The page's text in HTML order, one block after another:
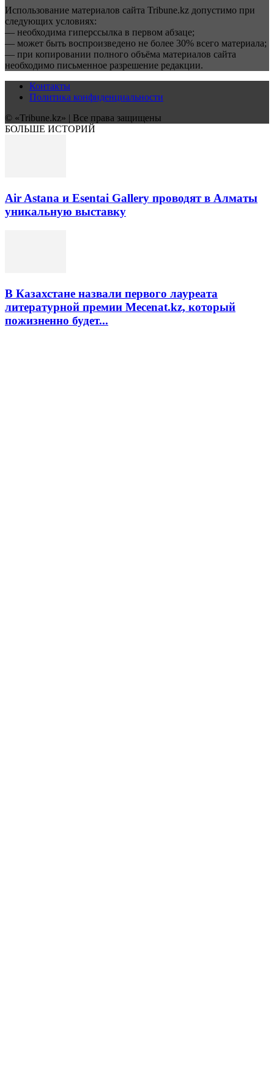
Использование материалов сайта Tribune.kz допустимо при
следующих условиях:
— необходима гиперссылка в первом абзаце;
— может быть воспроизведено не более 30% всего материала;
— при копировании полного объёма материалов сайта
необходимо письменное разрешение редакции.
Контакты
Политика конфиденциальности
© «Tribune.kz» | Все права защищены
БОЛЬШЕ ИСТОРИЙ
Air Astana и Esentai Gallery проводят в Алматы
уникальную выставку
В Казахстане назвали первого лауреата
литературной премии Mecenat.kz, который
пожизненно будет...